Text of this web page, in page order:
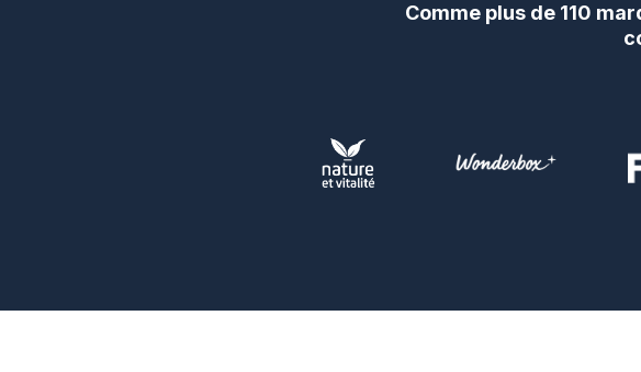
Comme plus de 110